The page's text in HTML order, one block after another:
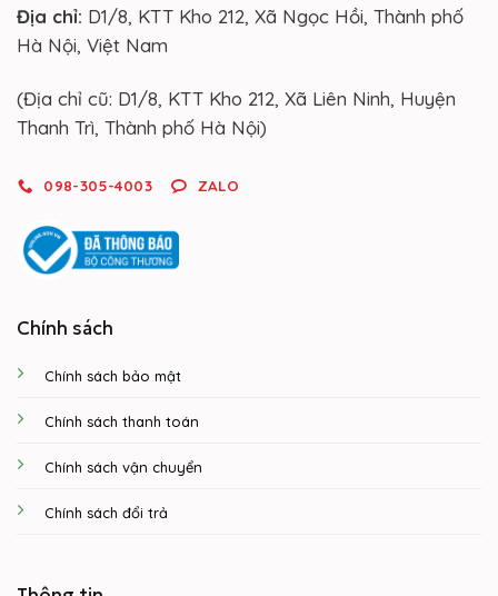
Địa chỉ: D1/8, KTT Kho 212, Xã Ngọc Hồi, Thành phố
Hà Nội, Việt Nam
(Địa chỉ cũ: D1/8, KTT Kho 212, Xã Liên Ninh, Huyện
Thanh Trì, Thành phố Hà Nội)
098-305-4003 ZALO
Chính sách
Chính sách bảo mật
Chính sách thanh toán
Chính sách vận chuyển
Chính sách đổi trả